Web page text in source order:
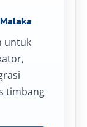
untuk
timbang